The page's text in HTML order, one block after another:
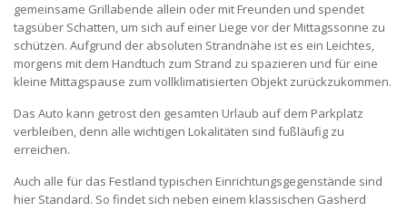
gemeinsame Grillabende allein oder mit Freunden und spendet
tagsüber Schatten, um sich auf einer Liege vor der Mittagssonne zu
schützen. Aufgrund der absoluten Strandnähe ist es ein Leichtes,
morgens mit dem Handtuch zum Strand zu spazieren und für eine
kleine Mittagspause zum vollklimatisierten Objekt zurückzukommen.
Das Auto kann getrost den gesamten Urlaub auf dem Parkplatz
verbleiben, denn alle wichtigen Lokalitäten sind fußläufig zu
erreichen.
Auch alle für das Festland typischen Einrichtungsgegenstände sind
hier Standard. So findet sich neben einem klassischen Gasherd